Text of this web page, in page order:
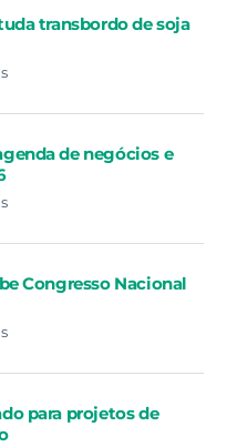
transbordo de soja
de negócios e
Congresso Nacional
para projetos de